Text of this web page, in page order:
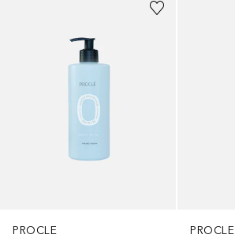
PROCLE
PROCLE